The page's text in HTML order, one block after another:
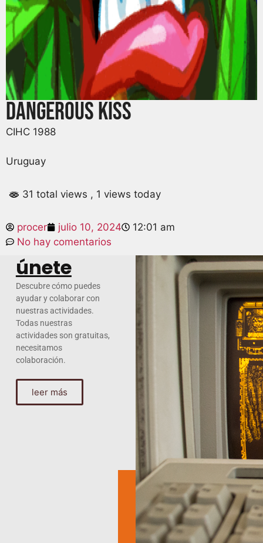
dangerous kiss
CIHC 1988
Uruguay
31 total views , 1 views today
procer julio 10, 2024
12:01 am
No hay comentarios
únete
Descubre cómo puedes
ayudar y colaborar con
nuestras actividades.
Todas nuestras
actividades son gratuitas,
necesitamos
colaboración.
leer más